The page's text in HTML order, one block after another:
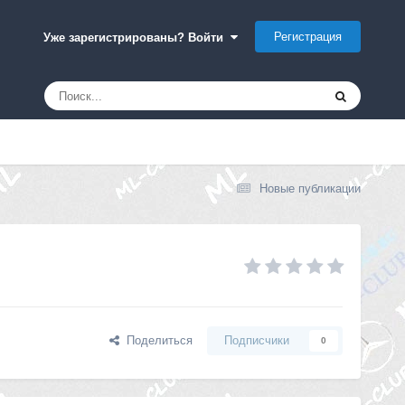
Уже зарегистрированы? Войти Регистрация
Новые публикации
Поделиться Подписчики 0